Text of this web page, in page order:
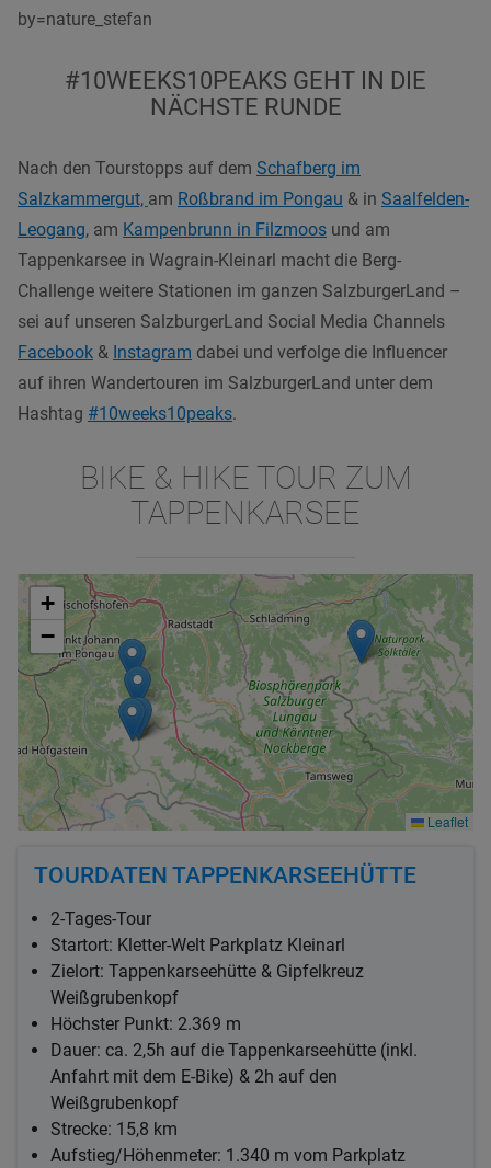
by=nature_stefan
#10WEEKS10PEAKS GEHT IN DIE
NÄCHSTE RUNDE
Nach den Tourstopps auf dem Schafberg im
Salzkammergut, am Roßbrand im Pongau & in Saalfelden-
Leogang, am Kampenbrunn in Filzmoos und am
Tappenkarsee in Wagrain-Kleinarl macht die Berg-
Challenge weitere Stationen im ganzen SalzburgerLand –
sei auf unseren SalzburgerLand Social Media Channels
Facebook & Instagram dabei und verfolge die Influencer
auf ihren Wandertouren im SalzburgerLand unter dem
Hashtag #10weeks10peaks.
BIKE & HIKE TOUR ZUM
TAPPENKARSEE
+
−
Leaflet
TOURDATEN TAPPENKARSEEHÜTTE
2-Tages-Tour
Startort: Kletter-Welt Parkplatz Kleinarl
Zielort: Tappenkarseehütte & Gipfelkreuz
Weißgrubenkopf
Höchster Punkt: 2.369 m
Dauer: ca. 2,5h auf die Tappenkarseehütte (inkl.
Anfahrt mit dem E-Bike) & 2h auf den
Weißgrubenkopf
Strecke: 15,8 km
Aufstieg/Höhenmeter: 1.340 m vom Parkplatz